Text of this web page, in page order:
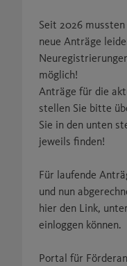
Seit 2026
neue Anträge
möglich!
Anträge für die
stellen Sie bitte
Sie in den unten
jeweils finden!
Für laufende
und nun
hier den Link,
einloggen können.
Portal für